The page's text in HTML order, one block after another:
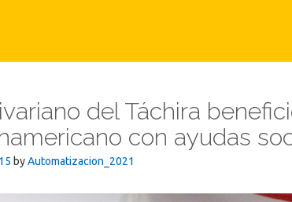
del Táchira
con ayudas
byAutomatizacion_2021